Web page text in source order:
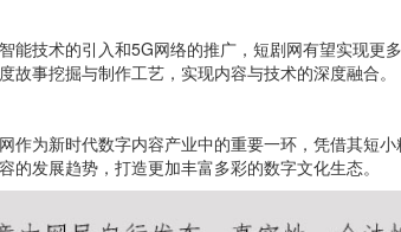
能技术的引入和5G网络的推广，短剧网有望实现
故事挖掘与制作工艺，实现内容与技术的深度融合。
作为新时代数字内容产业中的重要一环，凭借其短
的发展趋势，打造更加丰富多彩的数字文化生态。